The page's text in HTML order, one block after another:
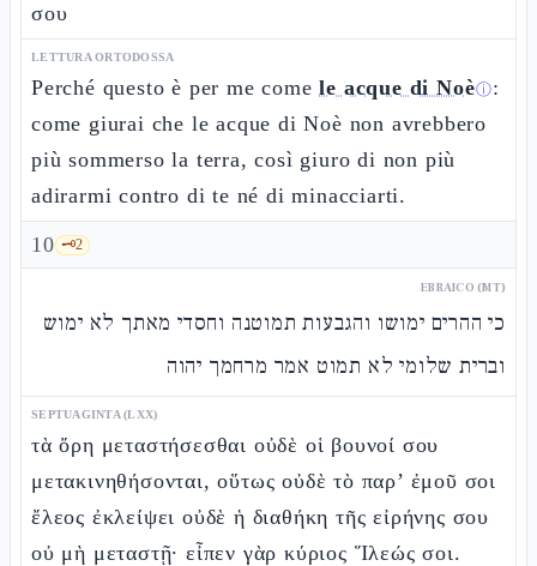
σου
LETTURA ORTODOSSA
Perché questo è per me comele acque di Noèⓘ:
come giurai che le acque di Noè non avrebbero
più sommerso la terra, così giuro di non più
adirarmi contro di te né di minacciarti.
10 🗝️2
EBRAICO (MT)
כי ההרים ימושו והגבעות תמוטנה וחסדי מאתך לא ימוש
וברית שלומי לא תמוט אמר מרחמך יהוה
SEPTUAGINTA (LXX)
τὰ ὄρη μεταστήσεσθαι οὐδὲ οἱ βουνοί σου
μετακινηθήσονται, οὕτως οὐδὲ τὸ παρ’ ἐμοῦ σοι
ἔλεος ἐκλείψει οὐδὲ ἡ διαθήκη τῆς εἰρήνης σου
οὐ μὴ μεταστῇ· εἶπεν γὰρ κύριος Ἵλεώς σοι.